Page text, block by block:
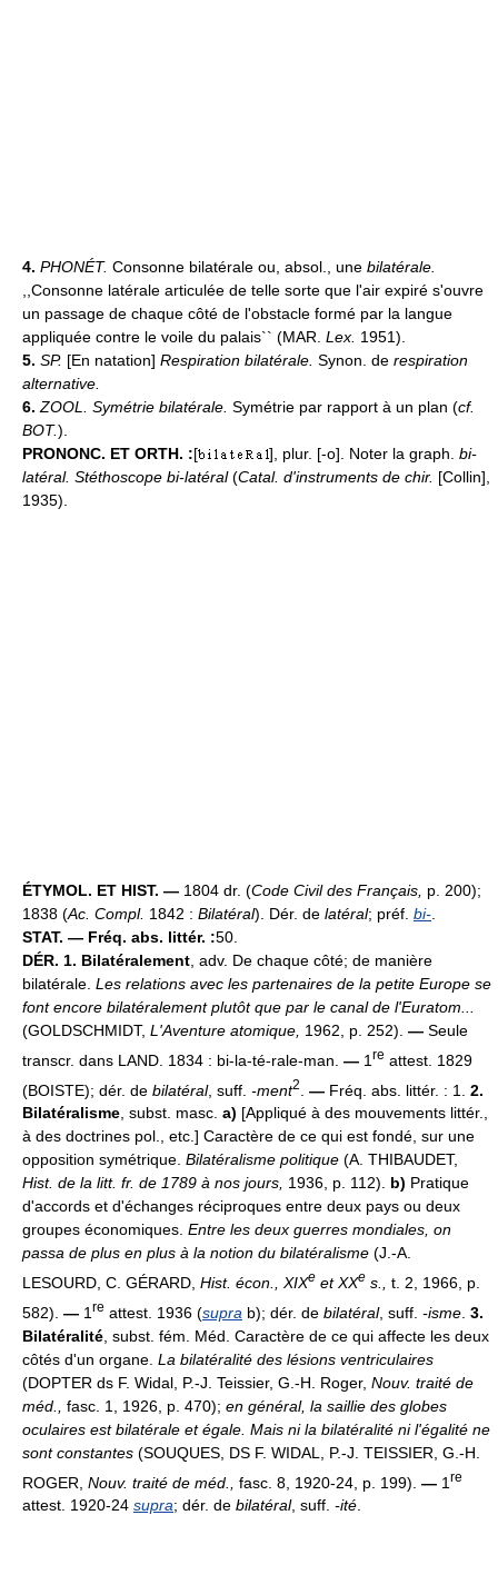
4. PHONÉT. Consonne bilatérale ou, absol., une bilatérale.
,,Consonne latérale articulée de telle sorte que l'air expiré s'ouvre
un passage de chaque côté de l'obstacle formé par la langue
appliquée contre le voile du palais`` (MAR. Lex. 1951).
5. SP. [En natation] Respiration bilatérale. Synon. de respiration
alternative.
6. ZOOL. Symétrie bilatérale. Symétrie par rapport à un plan (cf.
BOT.).
PRONONC. ET ORTH. :[ ], plur. [-o]. Noter la graph. bi-
latéral. Stéthoscope bi-latéral(Catal. d'instruments de chir. [Collin],
1935).
ÉTYMOL. ET HIST. — 1804 dr. (Code Civil des Français, p. 200);
1838 (Ac. Compl. 1842 : Bilatéral). Dér. de latéral; préf. bi-
STAT. — Fréq. abs. littér. :50.
DÉR. 1. Bilatéralement , adv. De chaque côté; de manière
bilatérale. Les relations avec les partenaires de la petite Europe se
font encore bilatéralement plutôt que par le canal de l'Euratom...
(GOLDSCHMIDT, L'Aventure atomique, 1962, p. 252). — Seule
transcr. dans LAND. 1834 : bi-la-té-rale-man. — 1 re attest. 1829
(BOISTE); dér. de bilatéral, suff. -ment2 — Fréq. abs. littér. : 1. 2.
Bilatéralisme, subst. masc. a) [Appliqué à des mouvements littér.,
à des doctrines pol., etc.] Caractère de ce qui est fondé, sur une
opposition symétrique. Bilatéralisme politique (A. THIBAUDET,
Hist. de la litt. fr. de 1789 à nos jours, 1936, p. 112). b) Pratique
d'accords et d'échanges réciproques entre deux pays ou deux
groupes économiques. Entre les deux guerres mondiales, on
passa de plus en plus à la notion du bilatéralisme (J.-A.
LESOURD, C. GÉRARD, Hist. écon., XIXe et XXe s., t. 2, 1966, p.
582). — 1 re attest. 1936 (supra b); dér. de bilatéral, suff. -isme 3.
Bilatéralité , subst. fém. Méd. Caractère de ce qui affecte les deux
côtés d'un organe. La bilatéralité des lésions ventriculaires
(DOPTER ds F. Widal, P.-J. Teissier, G.-H. Roger, Nouv. traité de
méd., fasc. 1, 1926, p. 470); en général, la saillie des globes
oculaires est bilatérale et égale. Mais ni la bilatéralité ni l'égalité ne
sont constantes (SOUQUES, DS F. WIDAL, P.-J. TEISSIER, G.-H.
ROGER, Nouv. traité de méd., fasc. 8, 1920-24, p. 199). — 1 re
attest. 1920-24 supra; dér. de bilatéral, suff. -ité.